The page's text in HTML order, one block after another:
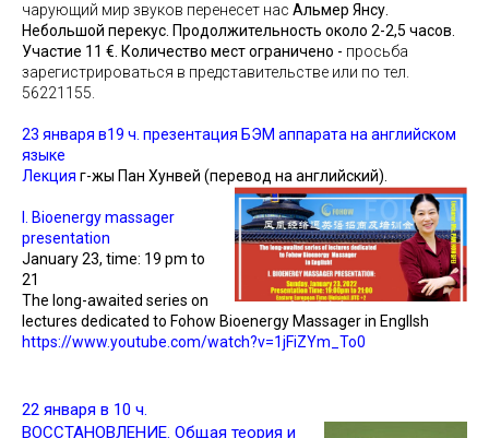
чарующий мир звуков перенесет нас Альмер Янсу.
Небольшой перекус. Продолжительность около 2-2,5 часов.
Участие 11 €. Количество мест ограничено - просьба
зарегистрироваться в представительстве или по тел.
56221155.
23 января в19 ч. презентация БЭМ аппарата на английском
языке
Лекция г-жы Пан Хунвей (перевод на английский).
I. Bioenergy massager
presentation
January 23, time: 19 pm to
21
The long-awaited series on
lectures dedicated to Fohow Bioenergy Massager in EnglIsh
https://www.youtube.com/watch?v=1jFiZYm_To0
22 января в 10 ч.
ВОССТАНОВЛЕНИЕ. Общая теория и